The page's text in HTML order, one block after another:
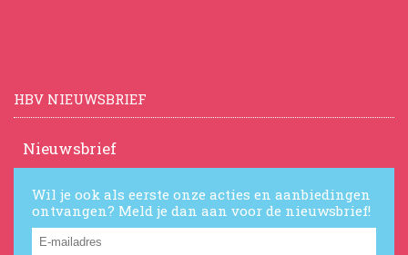
HBV NIEUWSBRIEF
Nieuwsbrief
Wil je ook als eerste onze acties en aanbiedingen
ontvangen? Meld je dan aan voor de nieuwsbrief!